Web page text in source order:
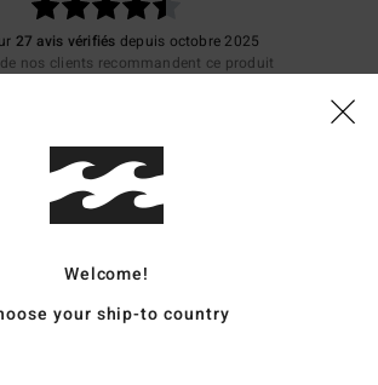
27 avis vérifiés depuis octobre 2025
de nos clients recommandent ce produit
Trop petit Trop grand
Matière
envoyés en même temps
Welcome!
your ship-to country